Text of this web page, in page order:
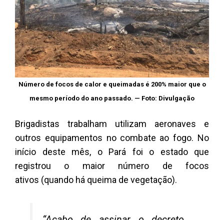
Número de focos de calor e queimadas é 200% maior que o
mesmo período do ano passado. — Foto: Divulgação
Brigadistas trabalham utilizam aeronaves e
outros equipamentos no combate ao fogo. No
início deste mês, o Pará foi o estado que
registrou o maior número de focos
ativos (quando há queima de vegetação).